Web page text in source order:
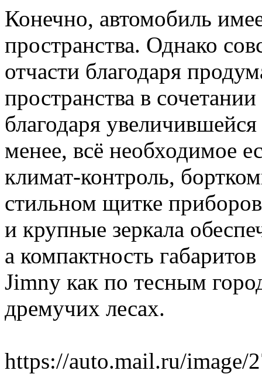
Конечно, автомобиль
пространства. Однако
отчасти благодаря
пространства в
благодаря
менее, всё необходимое
климат-контроль,
стильном щитке
и крупные зеркала
а компактность
Jimny как по тесным
дремучих лесах.
https://auto.mail.ru/image/